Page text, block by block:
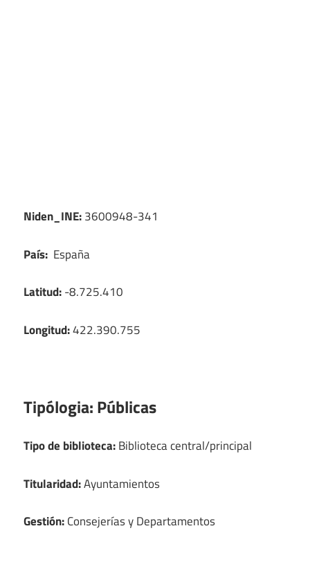
Niden_INE:3600948-341
País: España
Latitud:-8.725.410
Longitud:422.390.755
Tipólogia:Públicas
Tipo de biblioteca:Biblioteca central/principal
Titularidad:Ayuntamientos
Gestión:Consejerías y Departamentos